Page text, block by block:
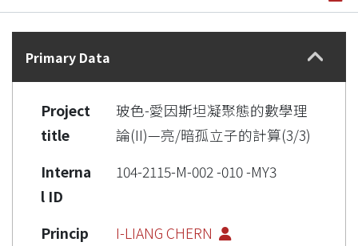
Statistics
Details
Primary Data
Project
title
玻色-愛因斯坦凝聚態的數學理
論(II)—亮/暗孤立子的計算(3/3)
Interna
l ID
104-2115-M-002 -010 -MY3
Princip
I-LIANG CHERN